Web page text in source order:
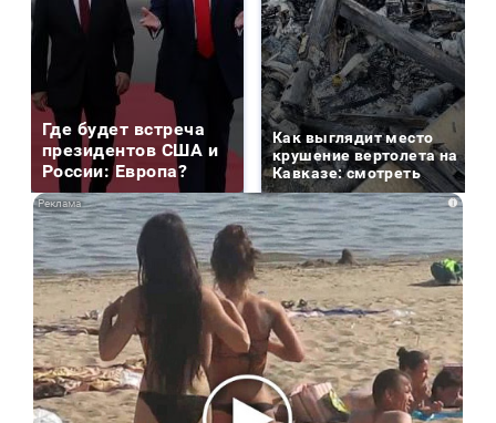
Где будет встреча
президентов США и
России: Европа?
Как выглядит место
крушение вертолета на
Кавказе: смотреть
i